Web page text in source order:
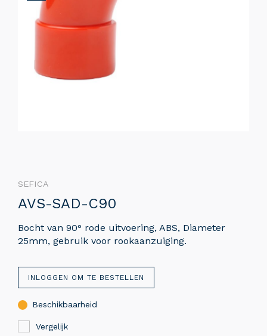
SEFICA
AVS-SAD-C90
Bocht van 90° rode uitvoering, ABS, Diameter
25mm, gebruik voor rookaanzuiging.
INLOGGEN OM TE BESTELLEN
Beschikbaarheid
Vergelijk